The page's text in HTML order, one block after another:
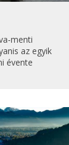
menti
az egyik
évente